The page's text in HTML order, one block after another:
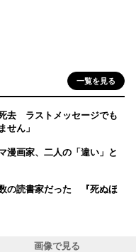
一覧を見る
去 ラストメッセージでも
ん」
画家、二人の「違い」と
の読書家だった 『死ぬほ
画像で見る